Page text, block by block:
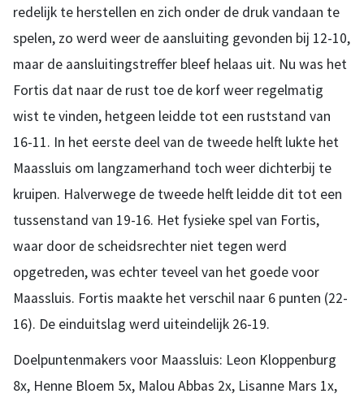
redelijk te herstellen en zich onder de druk vandaan te
spelen, zo werd weer de aansluiting gevonden bij 12-10,
maar de aansluitingstreffer bleef helaas uit. Nu was het
Fortis dat naar de rust toe de korf weer regelmatig
wist te vinden, hetgeen leidde tot een ruststand van
16-11. In het eerste deel van de tweede helft lukte het
Maassluis om langzamerhand toch weer dichterbij te
kruipen. Halverwege de tweede helft leidde dit tot een
tussenstand van 19-16. Het fysieke spel van Fortis,
waar door de scheidsrechter niet tegen werd
opgetreden, was echter teveel van het goede voor
Maassluis. Fortis maakte het verschil naar 6 punten (22-
16). De einduitslag werd uiteindelijk 26-19.
Doelpuntenmakers voor Maassluis: Leon Kloppenburg
8x, Henne Bloem 5x, Malou Abbas 2x, Lisanne Mars 1x,